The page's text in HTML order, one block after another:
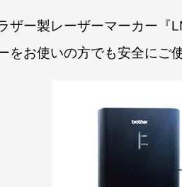
ザー製レーザーマーカー『
をお使いの方でも安全にご